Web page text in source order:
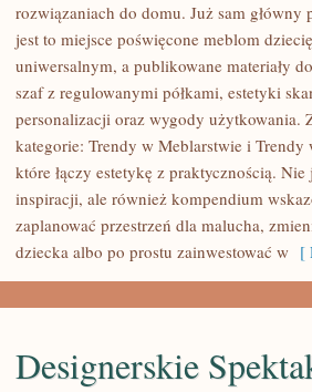
POKÓJ
MALUCHA
rozwiązaniach do domu. Już sam główny
jest to miejsce poświęcone meblom
uniwersalnym, a publikowane materiały
szaf z regulowanymi półkami, estetyki
personalizacji oraz wygody użytkowania.
kategorie: Trendy w Meblarstwie i Trendy
które łączy estetykę z praktycznością.
inspiracji, ale również kompendium
zaplanować przestrzeń dla malucha,
dziecka albo po prostu zainwestować w [
Designerskie